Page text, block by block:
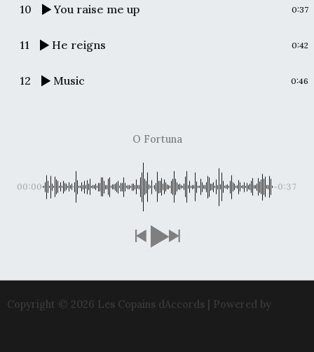
10 You raise me up 0:37
11 He reigns 0:42
12 Music 0:46
O Fortuna
00:00 -0:37
Copyright © 2026 Les Copains dAccords | Powered by